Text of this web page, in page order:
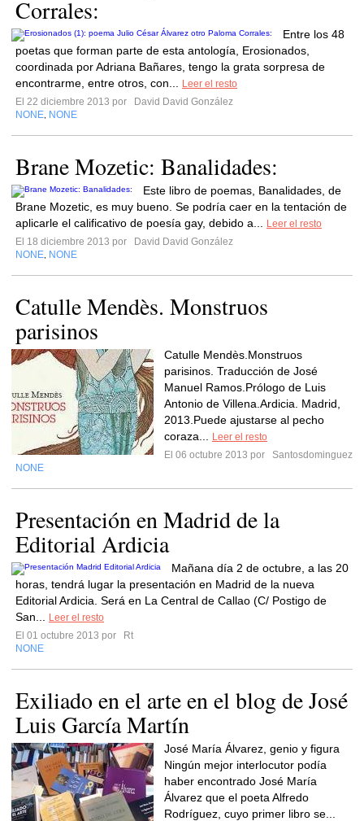
Corrales:
Entre los 48
poetas que forman parte de esta antología, Erosionados,
coordinada por Adriana Bañares, tengo la grata sorpresa de
encontrarme, entre otros, con...
Leer el resto
El 22 diciembre 2013 por
David David González
NONE NONE
Brane Mozetic: Banalidades:
Este libro de poemas, Banalidades, de
Brane Mozetic, es muy bueno. Se podría caer en la tentación de
aplicarle el calificativo de poesía gay, debido a...
Leer el resto
El 18 diciembre 2013 por
David David González
NONE NONE
Catulle Mendès. Monstruos
parisinos
Catulle Mendès.Monstruos
parisinos. Traducción de José
Manuel Ramos.Prólogo de Luis
Antonio de Villena.Ardicia. Madrid,
2013.Puede ajustarse al pecho
coraza...
Leer el resto
El 06 octubre 2013 por
Santosdominguez
NONE
Presentación en Madrid de la
Editorial Ardicia
Mañana día 2 de octubre, a las 20
horas, tendrá lugar la presentación en Madrid de la nueva
Editorial Ardicia. Será en La Central de Callao (C/ Postigo de
San...
Leer el resto
El 01 octubre 2013 por
Rt
NONE
Exiliado en el arte en el blog de José
Luis García Martín
José María Álvarez, genio y figura
Ningún mejor interlocutor podía
haber encontrado José María
Álvarez que el poeta Alfredo
Rodríguez, cuyo primer libro se...